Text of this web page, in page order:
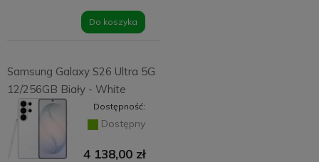
Do koszyka
Samsung Galaxy S26 Ultra 5G
12/256GB Biały - White
Dostępność:
Dostępny
4 138,00 zł